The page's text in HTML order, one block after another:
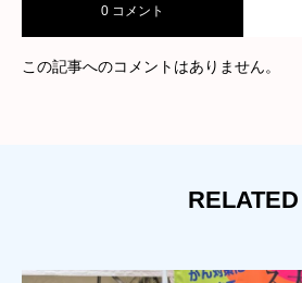
0 コメント
この記事へのコメントはありません。
RELATED